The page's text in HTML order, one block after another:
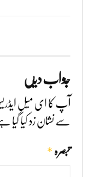
جواب دیں
آپ کا ای میل
سے نشان زد کیا گیا
تبصرہ *